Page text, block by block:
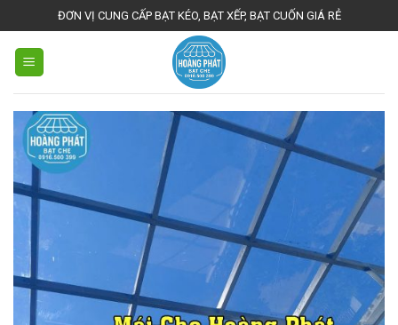
to
content
ĐƠN VỊ CUNG CẤP BẠT KÉO, BẠT XẾP, BẠT CUỐN GIÁ RẺ